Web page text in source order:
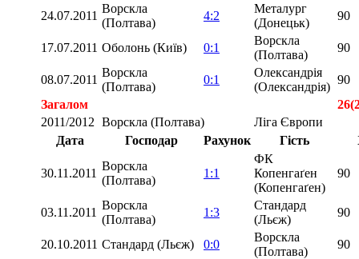
24.07.2011
Ворскла
(Полтава)
4:2
Металург
(Донецьк)
90
17.07.2011 Оболонь (Київ) 0:1
Ворскла
(Полтава)
90
08.07.2011
Ворскла
(Полтава)
0:1
Олександрія
(Олександрія)
90
Загалом
2011/2012 Ворскла (Полтава)
Ліга Європи
Дата
Господар Рахунок Гість
30.11.2011
Ворскла
(Полтава)
1:1
ФК
Копенгаґен
(Копенгаґен)
90
03.11.2011
Ворскла
(Полтава)
1:3
Стандард
(Льєж)
90
20.10.2011 Стандард (Льєж) 0:0
Ворскла
(Полтава)
90